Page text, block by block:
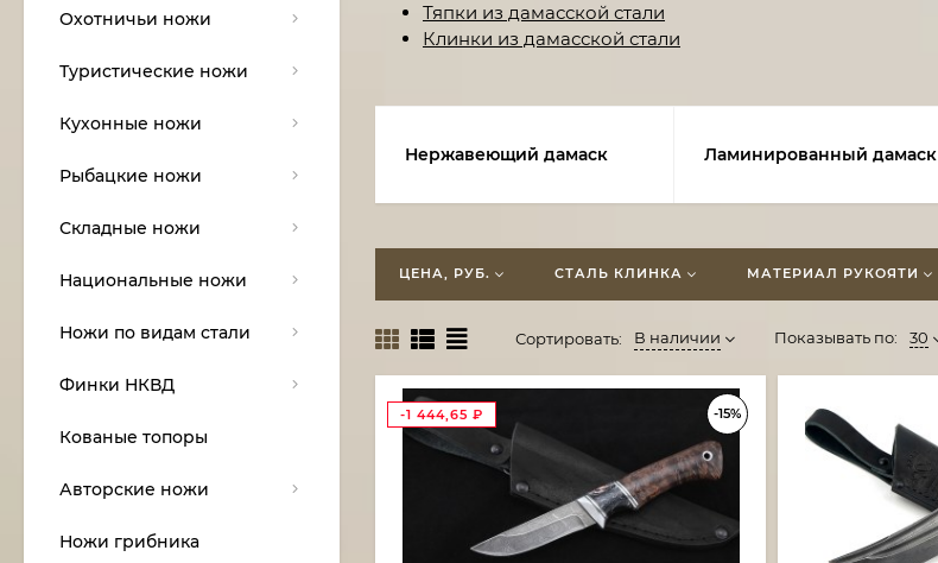
Тяпки из дамасской стали
Клинки из дамасской стали
Нержавеющий дамаск Ламинированный дамаск
ЦЕНА, РУБ. СТАЛЬ КЛИНКА МАТЕРИАЛ РУКОЯТИ
Сортировать: В наличии Показывать по: 30
-15%
-1 444,65 ₽
Охотничьи ножи
Туристические ножи
Кухонные ножи
Рыбацкие ножи
Складные ножи
Национальные ножи
Ножи по видам стали
Финки НКВД
Кованые топоры
Авторские ножи
Ножи грибника